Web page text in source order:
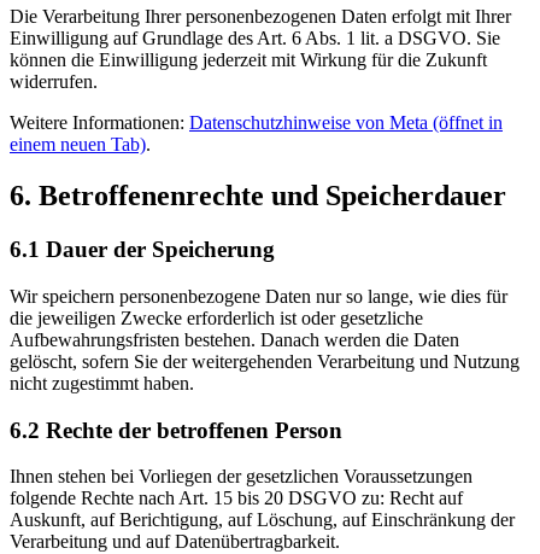
Die Verarbeitung Ihrer personenbezogenen Daten erfolgt mit Ihrer
Einwilligung auf Grundlage des Art. 6 Abs. 1 lit. a DSGVO. Sie
können die Einwilligung jederzeit mit Wirkung für die Zukunft
widerrufen.
Weitere Informationen: Datenschutzhinweise von Meta (öffnet in
einem neuen Tab).
6. Betroffenenrechte und Speicherdauer
6.1 Dauer der Speicherung
Wir speichern personenbezogene Daten nur so lange, wie dies für
die jeweiligen Zwecke erforderlich ist oder gesetzliche
Aufbewahrungsfristen bestehen. Danach werden die Daten
gelöscht, sofern Sie der weitergehenden Verarbeitung und Nutzung
nicht zugestimmt haben.
6.2 Rechte der betroffenen Person
Ihnen stehen bei Vorliegen der gesetzlichen Voraussetzungen
folgende Rechte nach Art. 15 bis 20 DSGVO zu: Recht auf
Auskunft, auf Berichtigung, auf Löschung, auf Einschränkung der
Verarbeitung und auf Datenübertragbarkeit.